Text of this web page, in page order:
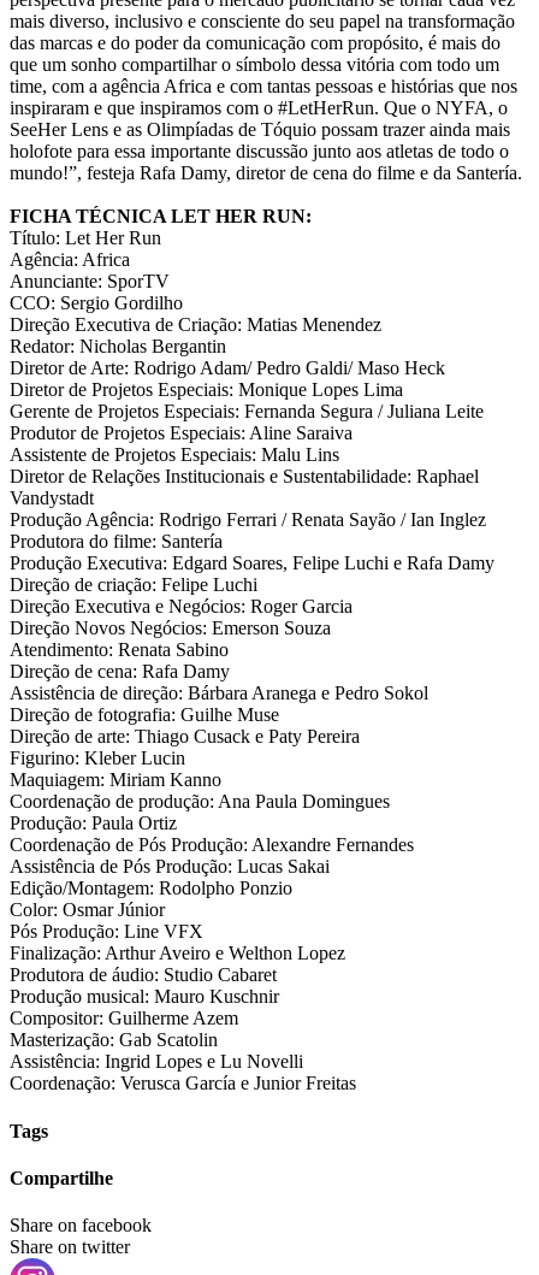
mais diverso, inclusivo e consciente do seu papel na transformação
das marcas e do poder da comunicação com propósito, é mais do
que um sonho compartilhar o símbolo dessa vitória com todo um
time, com a agência Africa e com tantas pessoas e histórias que nos
inspiraram e que inspiramos com o #LetHerRun. Que o NYFA, o
SeeHer Lens e as Olimpíadas de Tóquio possam trazer ainda mais
holofote para essa importante discussão junto aos atletas de todo o
mundo!”, festeja Rafa Damy, diretor de cena do filme e da Santería.
FICHA TÉCNICA LET HER RUN:
Título: Let Her Run
Agência: Africa
Anunciante: SporTV
CCO: Sergio Gordilho
Direção Executiva de Criação: Matias Menendez
Redator: Nicholas Bergantin
Diretor de Arte: Rodrigo Adam/ Pedro Galdi/ Maso Heck
Diretor de Projetos Especiais: Monique Lopes Lima
Gerente de Projetos Especiais: Fernanda Segura / Juliana Leite
Produtor de Projetos Especiais: Aline Saraiva
Assistente de Projetos Especiais: Malu Lins
Diretor de Relações Institucionais e Sustentabilidade: Raphael
Vandystadt
Produção Agência: Rodrigo Ferrari / Renata Sayão / Ian Inglez
Produtora do filme: Santería
Produção Executiva: Edgard Soares, Felipe Luchi e Rafa Damy
Direção de criação: Felipe Luchi
Direção Executiva e Negócios: Roger Garcia
Direção Novos Negócios: Emerson Souza
Atendimento: Renata Sabino
Direção de cena: Rafa Damy
Assistência de direção: Bárbara Aranega e Pedro Sokol
Direção de fotografia: Guilhe Muse
Direção de arte: Thiago Cusack e Paty Pereira
Figurino: Kleber Lucin
Maquiagem: Miriam Kanno
Coordenação de produção: Ana Paula Domingues
Produção: Paula Ortiz
Coordenação de Pós Produção: Alexandre Fernandes
Assistência de Pós Produção: Lucas Sakai
Edição/Montagem: Rodolpho Ponzio
Color: Osmar Júnior
Pós Produção: Line VFX
Finalização: Arthur Aveiro e Welthon Lopez
Produtora de áudio: Studio Cabaret
Produção musical: Mauro Kuschnir
Compositor: Guilherme Azem
Masterização: Gab Scatolin
Assistência: Ingrid Lopes e Lu Novelli
Coordenação: Verusca García e Junior Freitas
Tags
Compartilhe
Share on facebook
Share on twitter